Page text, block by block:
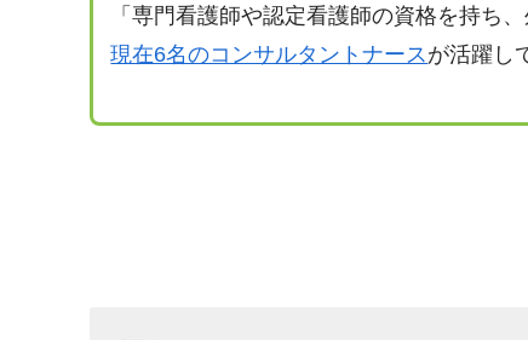
「専門看護師や認定看護師の資格を持ち
現在6名のコンサルタントナースが活躍し